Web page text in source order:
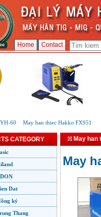
Home Contact
60 May han thiec Hakko FX951
CATEGORY
Dat
ký
Thang
May han
May